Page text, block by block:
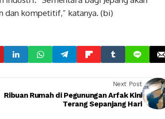
secara aktif membangun ekosistem EV
negeri. Bagi Indonesia, kerjasama ini
“Sementara bagi Jepang akan
dan kompetitif,” katanya. (bi)